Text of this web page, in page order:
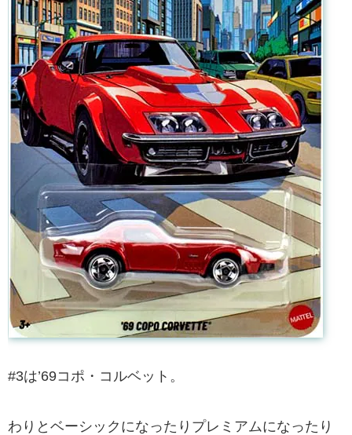
#3は’69コポ・コルベット。
わりとベーシックになったりプレミアムになったり